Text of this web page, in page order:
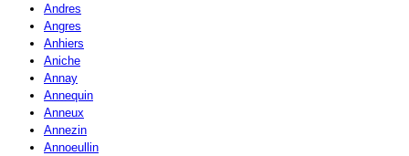
Andres
Angres
Anhiers
Aniche
Annay
Annequin
Anneux
Annezin
Annoeullin